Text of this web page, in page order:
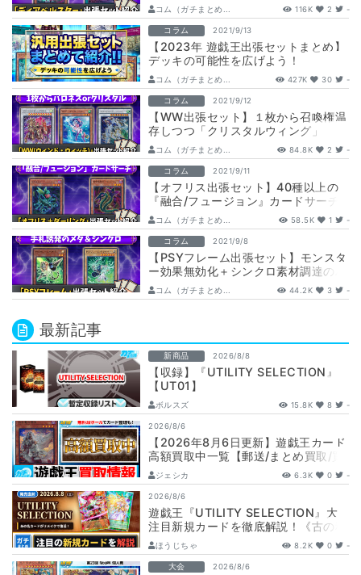
コム（ガチまとめ... 116K 2 -
コラム 2021/9/13
【2023年 遊戯王出張セットまとめ】
デッキの可能性を広げよう！
コム（ガチまとめ... 427K 30 -
コラム 2021/9/12
【WW出張セット】１枚から召喚権温
存しつつ「クリスタルウィング」
or「バロネス」！？【ウィンドウィッ
チ】
コム（ガチまとめ... 84.8K 2 -
コラム 2021/9/11
【オフリス出張セット】40種以上の
『融合/フュージョン』カードサーチ
【ダーリングコブラ】
コム（ガチまとめ... 58.5K 1 -
コラム 2021/9/8
【PSYフレーム出張セット】モンスタ
ー効果無効化＋シンクロ素材調達のハ
イスペック出張セット
コム（ガチまとめ... 44.2K 3 -
最新記事
新商品 2026/8/8
【収録】『UTILITY SELECTION』
【UT01】
ボルスズ 15.8K 8 -
2026/8/6
【2026年8月6日更新】遊戯王カード
高額買取中一覧【郵送/まとめ買取/買
取表/相場/レリーフ】
ジェシカ 6.3K 0 -
2026/8/6
遊戯王『UTILITY SELECTION』大
注目新規カードを徹底解説！《古の秘
儀/聖なる心のバリア －マイン…
ほうじちゃ 8.2K 0 -
大会 2026/8/6